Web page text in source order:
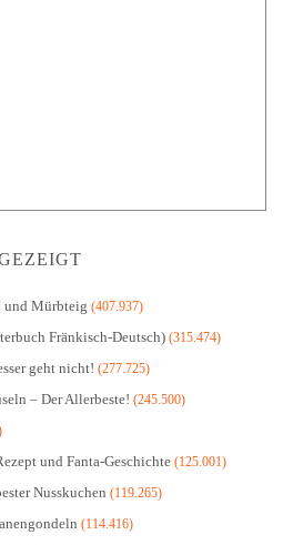
und Mürbteig (407.937)
Fränkisch-Deutsch) (315.474)
geht nicht! (277.725)
– Der Allerbeste! (245.500)
und Fanta-Geschichte (125.001)
Nusskuchen (119.265)
(114.416)